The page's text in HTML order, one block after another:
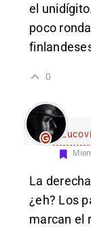
el
poco
0
La
¿eh? Los
marcan el